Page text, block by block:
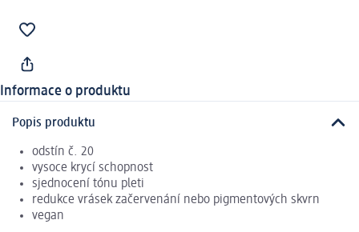
Informace o produktu
Popis produktu
odstín č. 20
vysoce krycí schopnost
sjednocení tónu pleti
redukce vrásek začervenání nebo pigmentových skvrn
vegan